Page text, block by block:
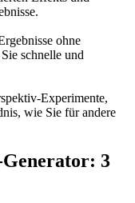
ohne
schnelle und
Experimente,
wie Sie für andere
3